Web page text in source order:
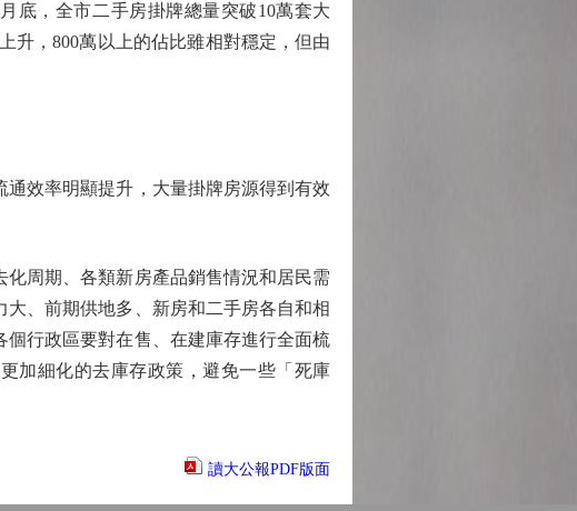
，全市二手房掛牌總量突破10萬套大
升，800萬以上的佔比雖相對穩定，但由
效率明顯提升，大量掛牌房源得到有效
周期、各類新房產品銷售情況和居民需
、前期供地多、新房和二手房各自和相
行政區要對在售、在建庫存進行全面梳
加細化的去庫存政策，避免一些「死庫
讀大公報PDF版面